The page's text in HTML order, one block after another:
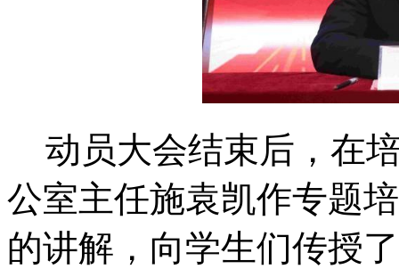
动员大会结束后，在
公室主任施袁凯作专题
的讲解，向学生们传授